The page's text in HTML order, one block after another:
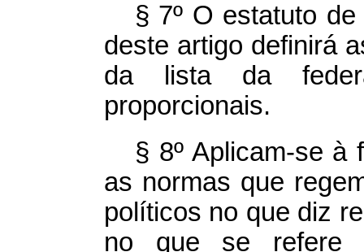
§ 7º O estatuto
deste artigo definirá
da lista da
proporcionais.
§ 8º Aplicam-se à
as normas que
políticos no que diz
no que se refere